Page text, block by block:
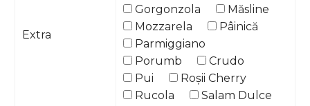
Extra
Gorgonzola
Măsline
Mozzarela
Pâinică
Parmiggiano
Porumb
Crudo
Pui
Roșii Cherry
Rucola
Salam Dulce